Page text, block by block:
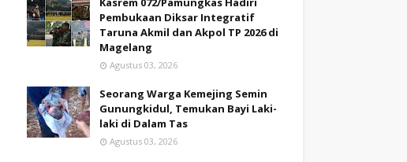
Pembukaan Diksar Integratif
Taruna Akmil dan Akpol TP 2026 di
Magelang
Agustus 03, 2026
Seorang Warga Kemejing Semin
Gunungkidul, Temukan Bayi Laki-
laki di Dalam Tas
Agustus 03, 2026